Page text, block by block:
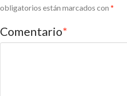
obligatorios están marcados con *
Comentario*